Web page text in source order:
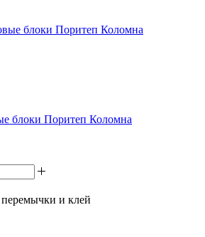
блоки Поритеп Коломна
и клей